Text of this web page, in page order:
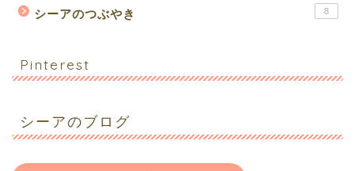
シーアのつぶやき 8
Pinterest
シーアのブログ